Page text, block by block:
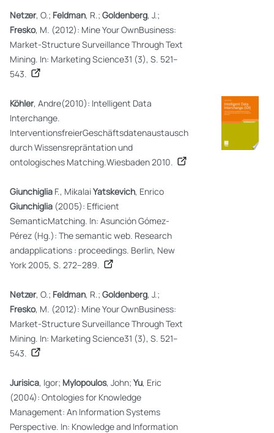
Netzer, O.; Feldman, R.; Goldenberg, J.;
Fresko, M. (2012): Mine Your OwnBusiness:
Market-Structure Surveillance Through Text
Mining. In: Marketing Science31 (3), S. 521–
543.
Köhler, Andre(2010): Intelligent Data
Interchange.
InterventionsfreierGeschäftsdatenaustausch
durch Wissensrepräntation und
ontologisches Matching.Wiesbaden 2010.
Giunchiglia F., MikalaiYatskevich, Enrico
Giunchiglia (2005): Efficient
SemanticMatching. In: Asunción Gómez-
Pérez (Hg.): The semantic web. Research
andapplications : proceedings. Berlin, New
York 2005, S. 272–289.
Netzer, O.; Feldman, R.; Goldenberg, J.;
Fresko, M. (2012): Mine Your OwnBusiness:
Market-Structure Surveillance Through Text
Mining. In: Marketing Science31 (3), S. 521–
543.
Jurisica, Igor; Mylopoulos, John; Yu, Eric
(2004): Ontologies for Knowledge
Management: An Information Systems
Perspective. In: Knowledge and Information